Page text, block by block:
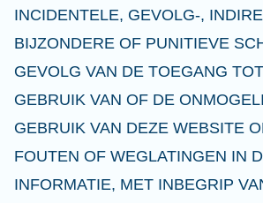
INCIDENTELE, GEVOLG-,
BIJZONDERE OF PUNITIEVE
GEVOLG VAN DE TOEGANG
GEBRUIK VAN OF DE
GEBRUIK VAN DEZE WEBSITE
FOUTEN OF WEGLATINGEN IN
INFORMATIE, MET INBEGRIP